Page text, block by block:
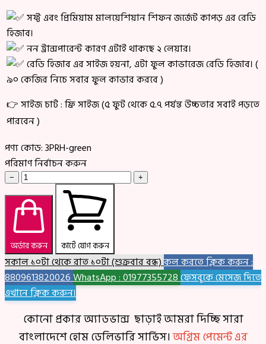
সফ্ট এবং প্রিমিয়াম মালয়েশিয়ান শিফন জর্জেট কাপড় এর রেডি
হিজাব।
নন ট্রান্সপারেন্ট কারণ এটাই থাকছে ২ লেয়ার।
রেডি হিজাব এর সাইজ হয়না, এটা ফুল কাভারেজ রেডি হিজাব। (
৯০ কেজির নিচে সবার ফুল কাভার করবে )
👉 সাইজ চার্ট : ফ্রি সাইজ (৫ ফুট থেকে ৫.৭ পর্যন্ত উচ্চতার সবাই পড়তে
পারবেন )
পণ্য কোড:3PRH-green
পরিমাণ নির্বাচন করুন
− +
অর্ডার করুন কার্টে যোগ করুন
সকাল ১০টা থেকে রাত ১০টা (শুক্রবার বন্ধ)কল করতে ক্লিক করুন :
8809613820026WhatsApp : 01977355728ফেসবুকে মেসেজ দিতে
এখানে ক্লিক করুন।
কোনো প্রকার অ্যাডভান্স ছাড়াই আমরা দিচ্ছি সারা
বাংলাদেশে হোম ডেলিভারি সার্ভিস।অগ্রিম পেমেন্ট এর